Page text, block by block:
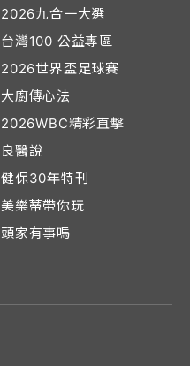
2026九合一大選
台灣100 公益專區
2026世界盃足球賽
大廚傳心法
2026WBC精彩直擊
良醫說
健保30年特刊
美樂蒂帶你玩
頭家有事嗎